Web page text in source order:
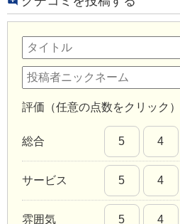
評価（任意の点数をクリック）
総合 5 4
サービス 5 4
雰囲気 5 4